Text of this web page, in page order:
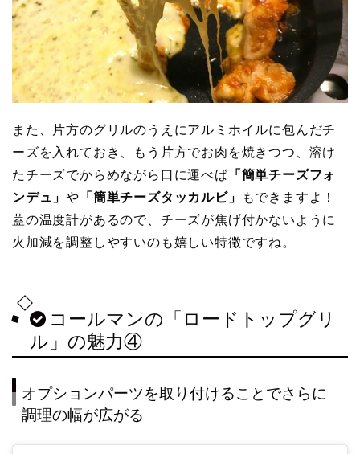
また、片方のグリルのうえにアルミホイルに包んだチ
ーズを入れておき、もう片方でお肉を焼きつつ、溶け
たチーズでからめながら口に運べば 「簡単チーズフォ
ンデュ」や 「簡単チーズタッカルビ」
もできますよ！
蓋の温度計があるので、チーズが焦げ付かないように
火加減を調整しやすいのも嬉しい特徴ですね。
コールマンの「ロードトップグリ
ル」の魅力④
オプションパーツを取り付けることでさらに
調理の幅が広がる